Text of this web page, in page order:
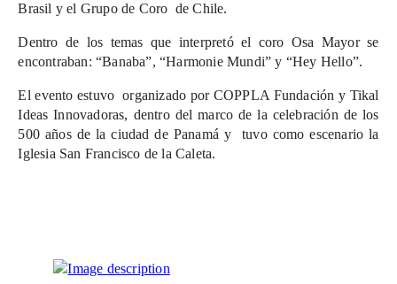
Brasil y el Grupo de Coro de Chile.
Dentro de los temas que interpretó el coro Osa Mayor se
encontraban: “Banaba”, “Harmonie Mundi” y “Hey Hello”.
El evento estuvo organizado por COPPLA Fundación y Tikal
Ideas Innovadoras, dentro del marco de la celebración de los
500 años de la ciudad de Panamá y tuvo como escenario la
Iglesia San Francisco de la Caleta.